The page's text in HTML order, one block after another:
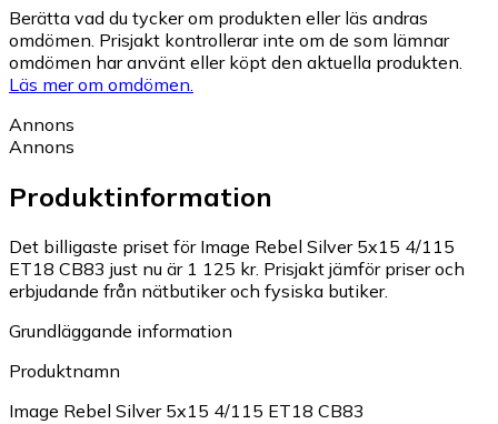
Berätta vad du tycker om produkten eller läs andras
omdömen. Prisjakt kontrollerar inte om de som lämnar
omdömen har använt eller köpt den aktuella produkten.
Läs mer om omdömen.
Annons
Annons
Produktinformation
Det billigaste priset för Image Rebel Silver 5x15 4/115
ET18 CB83 just nu är 1 125 kr. Prisjakt jämför priser och
erbjudande från nätbutiker och fysiska butiker.
Grundläggande information
Produktnamn
Image Rebel Silver 5x15 4/115 ET18 CB83